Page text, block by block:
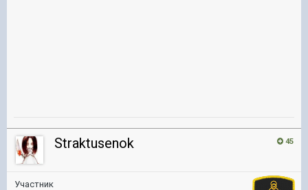
45
Straktusenok
Участник